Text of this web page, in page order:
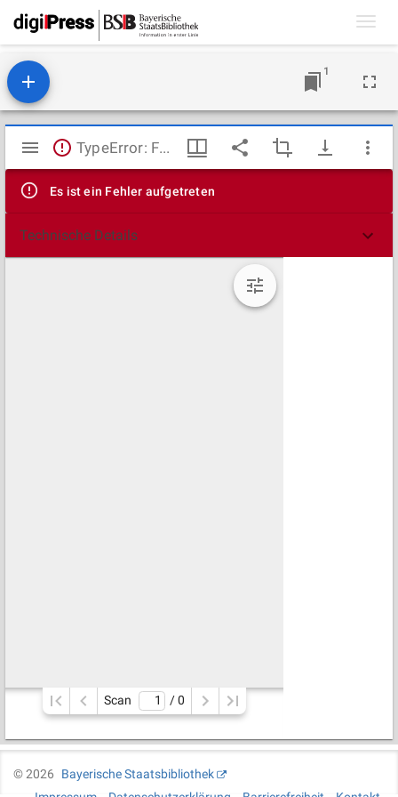
1
Mirador
Viewer
TypeError: Failed to fetch
Es ist ein Fehler aufgetreten
Technische Details
Scan / 0
©2026
Bayerische Staatsbibliothek